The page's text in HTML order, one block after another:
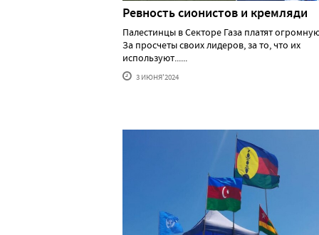
Ревность сионистов и кремляди
Палестинцы в Секторе Газа платят
За просчеты своих лидеров, за то, что их
используют......
3 ИЮНЯ'2024